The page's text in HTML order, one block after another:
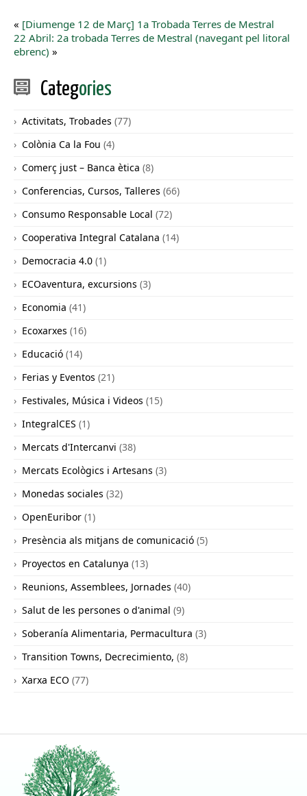
« [Diumenge 12 de Març] 1a Trobada Terres de Mestral
22 Abril: 2a trobada Terres de Mestral (navegant pel litoral
ebrenc) »
Categories
Activitats, Trobades (77)
Colònia Ca la Fou (4)
Comerç just – Banca ètica (8)
Conferencias, Cursos, Talleres (66)
Consumo Responsable Local (72)
Cooperativa Integral Catalana (14)
Democracia 4.0 (1)
ECOaventura, excursions (3)
Economia (41)
Ecoxarxes (16)
Educació (14)
Ferias y Eventos (21)
Festivales, Música i Videos (15)
IntegralCES (1)
Mercats d'Intercanvi (38)
Mercats Ecològics i Artesans (3)
Monedas sociales (32)
OpenEuribor (1)
Presència als mitjans de comunicació (5)
Proyectos en Catalunya (13)
Reunions, Assemblees, Jornades (40)
Salut de les persones o d'animal (9)
Soberanía Alimentaria, Permacultura (3)
Transition Towns, Decrecimiento, (8)
Xarxa ECO (77)